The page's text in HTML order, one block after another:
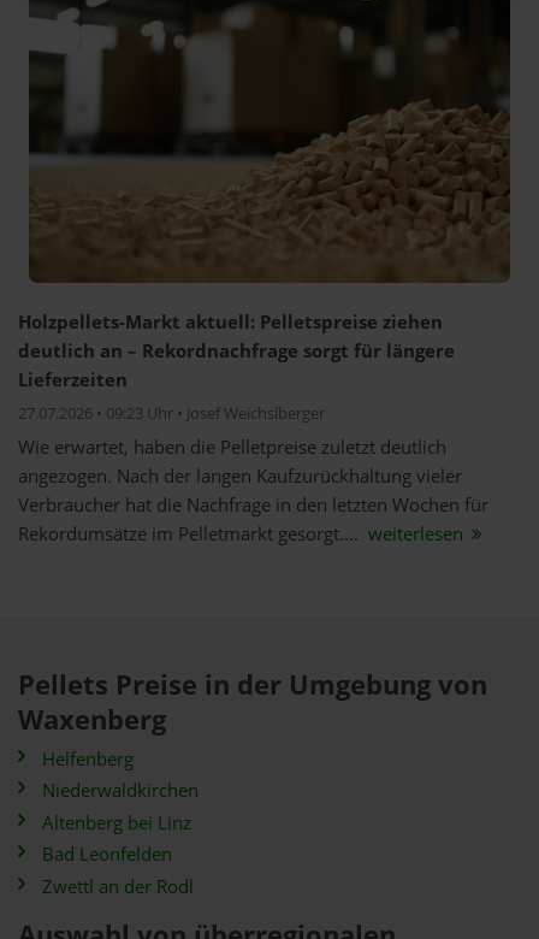
Holzpellets-Markt aktuell: Pelletspreise ziehen
deutlich an – Rekordnachfrage sorgt für längere
Lieferzeiten
27.07.2026 • 09:23 Uhr • Josef Weichslberger
Wie erwartet, haben die Pelletpreise zuletzt deutlich
angezogen. Nach der langen Kaufzurückhaltung vieler
Verbraucher hat die Nachfrage in den letzten Wochen für
Rekordumsätze im Pelletmarkt gesorgt.... weiterlesen
Pellets Preise in der Umgebung von
Waxenberg
Helfenberg
Niederwaldkirchen
Altenberg bei Linz
Bad Leonfelden
Zwettl an der Rodl